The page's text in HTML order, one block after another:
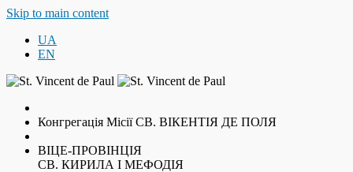
Skip to main content
UA
EN
Конгрегація МісіїСВ. ВІКЕНТІЯ ДЕ ПОЛЯ
ВІЦЕ-ПРОВІНЦІЯ
СВ. КИРИЛА І МЕФОДІЯ